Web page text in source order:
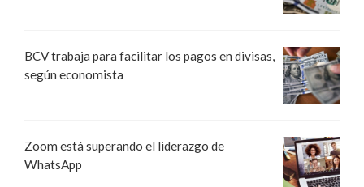
BCV trabaja para facilitar los pagos en divisas,
según economista
Zoom está superando el liderazgo de
WhatsApp